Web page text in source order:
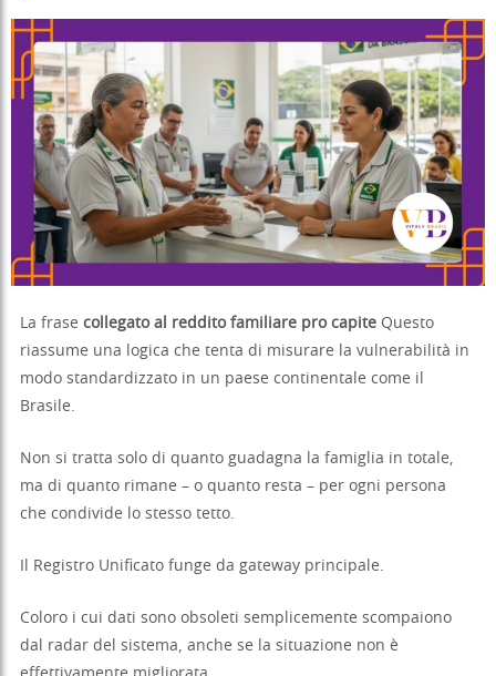
La frase collegato al reddito familiare pro capite Questo
riassume una logica che tenta di misurare la vulnerabilità in
modo standardizzato in un paese continentale come il
Brasile.
Non si tratta solo di quanto guadagna la famiglia in totale,
ma di quanto rimane – o quanto resta – per ogni persona
che condivide lo stesso tetto.
Il Registro Unificato funge da gateway principale.
Coloro i cui dati sono obsoleti semplicemente scompaiono
dal radar del sistema, anche se la situazione non è